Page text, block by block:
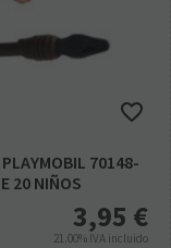
70148-
20 NIÑOS
3,95 €
21.00% IVA incluido